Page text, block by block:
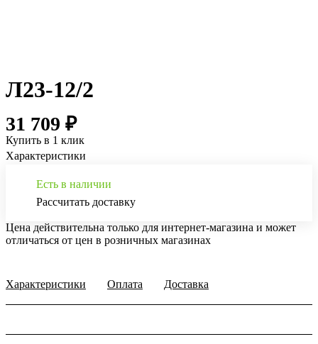
Л23-12/2
31 709 ₽
Купить в 1 клик
Характеристики
Есть в наличии
Рассчитать доставку
Цена действительна только для интернет-магазина и может
отличаться от цен в розничных магазинах
Характеристики Оплата Доставка